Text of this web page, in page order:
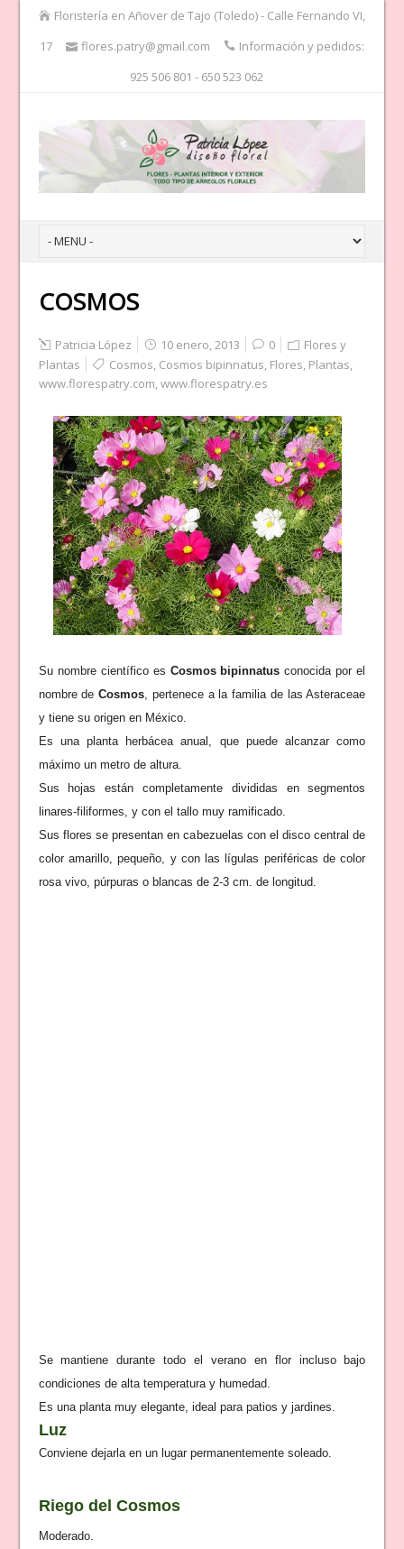
Floristería en Añover de Tajo (Toledo) - Calle Fernando VI,
17
flores.patry@gmail.com
Información y pedidos:
925 506 801 - 650 523 062
COSMOS
Patricia López 10 enero, 2013 0
Flores y
Plantas
Cosmos, Cosmos bipinnatus, Flores, Plantas,
www.florespatry.com,www.florespatry.es
Su nombre científico es Cosmos bipinnatus conocida por el
nombre deCosmos, pertenece a la familia de las Asteraceae
y tiene su origen en México.
Es una planta herbácea anual, que puede alcanzarcomo
máximo un metro de altura.
Sus hojasestán comp letamente divididas en segmentos
linares-filiformes, y con el tallo muy ramificado.
Sus flores se presentan en cabezuelas con el disco central de
color amarillo, pequeño, y con las
ígulas periféricas de color
rosa vivo, púrpuras o blancas de 2-3 cm. de longitud.
Se mantiene durante todo el verano en flor incluso bajo
condiciones de alta temperatura y humedad.
Es una plantamuy elegante, ideal para patios y jardines.
Luz
Conviene dejarla en un lugar permanentemente soleado.
Riego del Cosmos
Moderado.